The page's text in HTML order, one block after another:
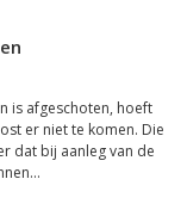
is afgeschoten, hoeft
er niet te komen. Die
dat bij aanleg van de